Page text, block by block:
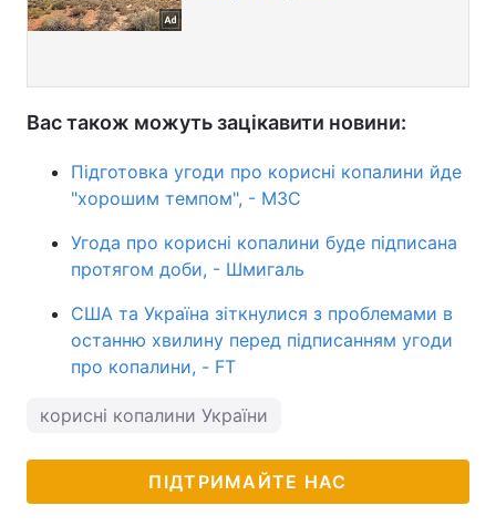
Вас також можуть зацікавити новини:
Підготовка угоди про корисні копалини йде
"хорошим темпом", - МЗС
Угода про корисні копалини буде підписана
протягом доби, - Шмигаль
США та Україна зіткнулися з проблемами в
останню хвилину перед підписанням угоди
про копалини, - FT
корисні копалини України
ПІДТРИМАЙТЕ НАС